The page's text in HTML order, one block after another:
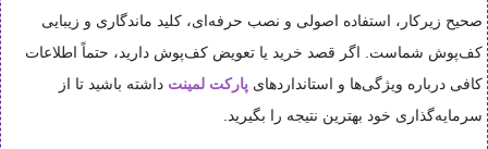
صحیح زیرکار، استفاده اصولی و نصب حرفه‌ای، کلید ماندگاری و زیبایی
کف‌پوش شماست. اگر قصد خرید یا تعویض کف‌پوش دارید، حتماً اطلاعات
کافی درباره ویژگی‌ها و استانداردهای پارکت لمینت داشته باشید تا از
سرمایه‌گذاری خود بهترین نتیجه را بگیرید.